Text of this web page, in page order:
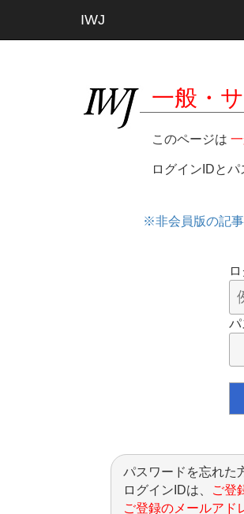
IWJ
一般・
このページは
ログインIDと
※非会員版の記事
パ
パスワードを忘れた
ログインIDは、
ご登
ご登録のメールアド